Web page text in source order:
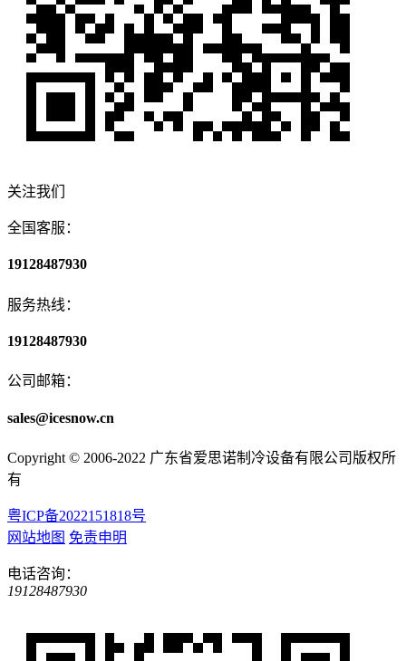
关注我们
全国客服：
19128487930
服务热线：
19128487930
公司邮箱：
sales@icesnow.cn
Copyright © 2006-2022 广东省爱思诺制冷设备有限公司版权所
有
粤ICP备2022151818号
网站地图 免责申明
电话咨询：
19128487930